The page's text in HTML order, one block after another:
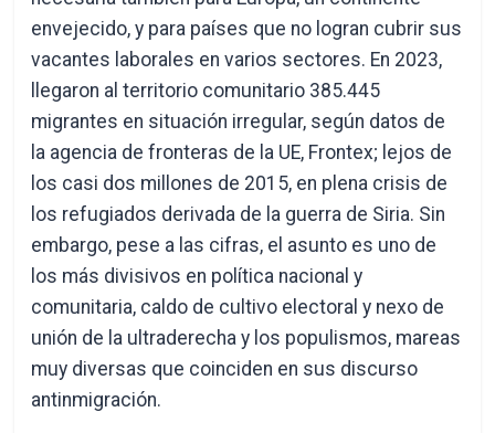
envejecido, y para países que no logran cubrir sus
vacantes laborales en varios sectores. En 2023,
llegaron al territorio comunitario 385.445
migrantes en situación irregular, según datos de
la agencia de fronteras de la UE, Frontex; lejos de
los casi dos millones de 2015, en plena crisis de
los refugiados derivada de la guerra de Siria. Sin
embargo, pese a las cifras, el asunto es uno de
los más divisivos en política nacional y
comunitaria, caldo de cultivo electoral y nexo de
unión de la ultraderecha y los populismos, mareas
muy diversas que coinciden en sus discurso
antinmigración.